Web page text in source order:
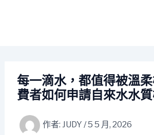
每一滴水，都值得被溫
費者如何申請自來水水質
作者: JUDY /5 5 月, 2026